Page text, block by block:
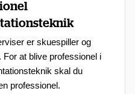
er skuespiller og
For at blive professionel i
skal du
professionel.